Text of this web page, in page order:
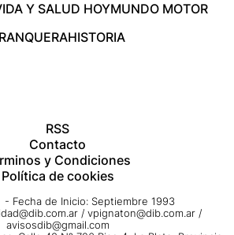
Y SALUD HOYMUNDO MOTOR
HISTORIA
RSS
Contacto
y Condiciones
Política de cookies
- Fecha de Inicio: Septiembre 1993
/ vpignaton@dib.com.ar /
avisosdib@gmail.com